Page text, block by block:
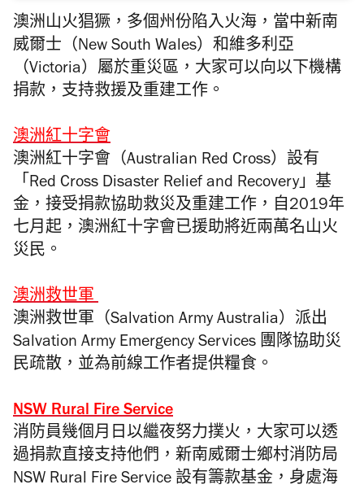
澳洲山火猖獗，多個州份陷入火海，當中新南
威爾士（New South Wales）和維多利亞
（Victoria）屬於重災區，大家可以向以下機構
捐款，支持救援及重建工作。
澳洲紅十字會
澳洲紅十字會（Australian Red Cross）設有
「Red Cross Disaster Relief and Recovery」基
金，接受捐款協助救災及重建工作，自2019年
七月起，澳洲紅十字會已援助將近兩萬名山火
災民。
澳洲救世軍
澳洲救世軍（Salvation Army Australia）派出
Salvation Army Emergency Services 團隊協助災
民疏散，並為前線工作者提供糧食。
NSW Rural Fire Service
消防員幾個月日以繼夜努力撲火，大家可以透
過捐款直接支持他們，新南威爾士鄉村消防局
NSW Rural Fire Service 設有籌款基金，身處海